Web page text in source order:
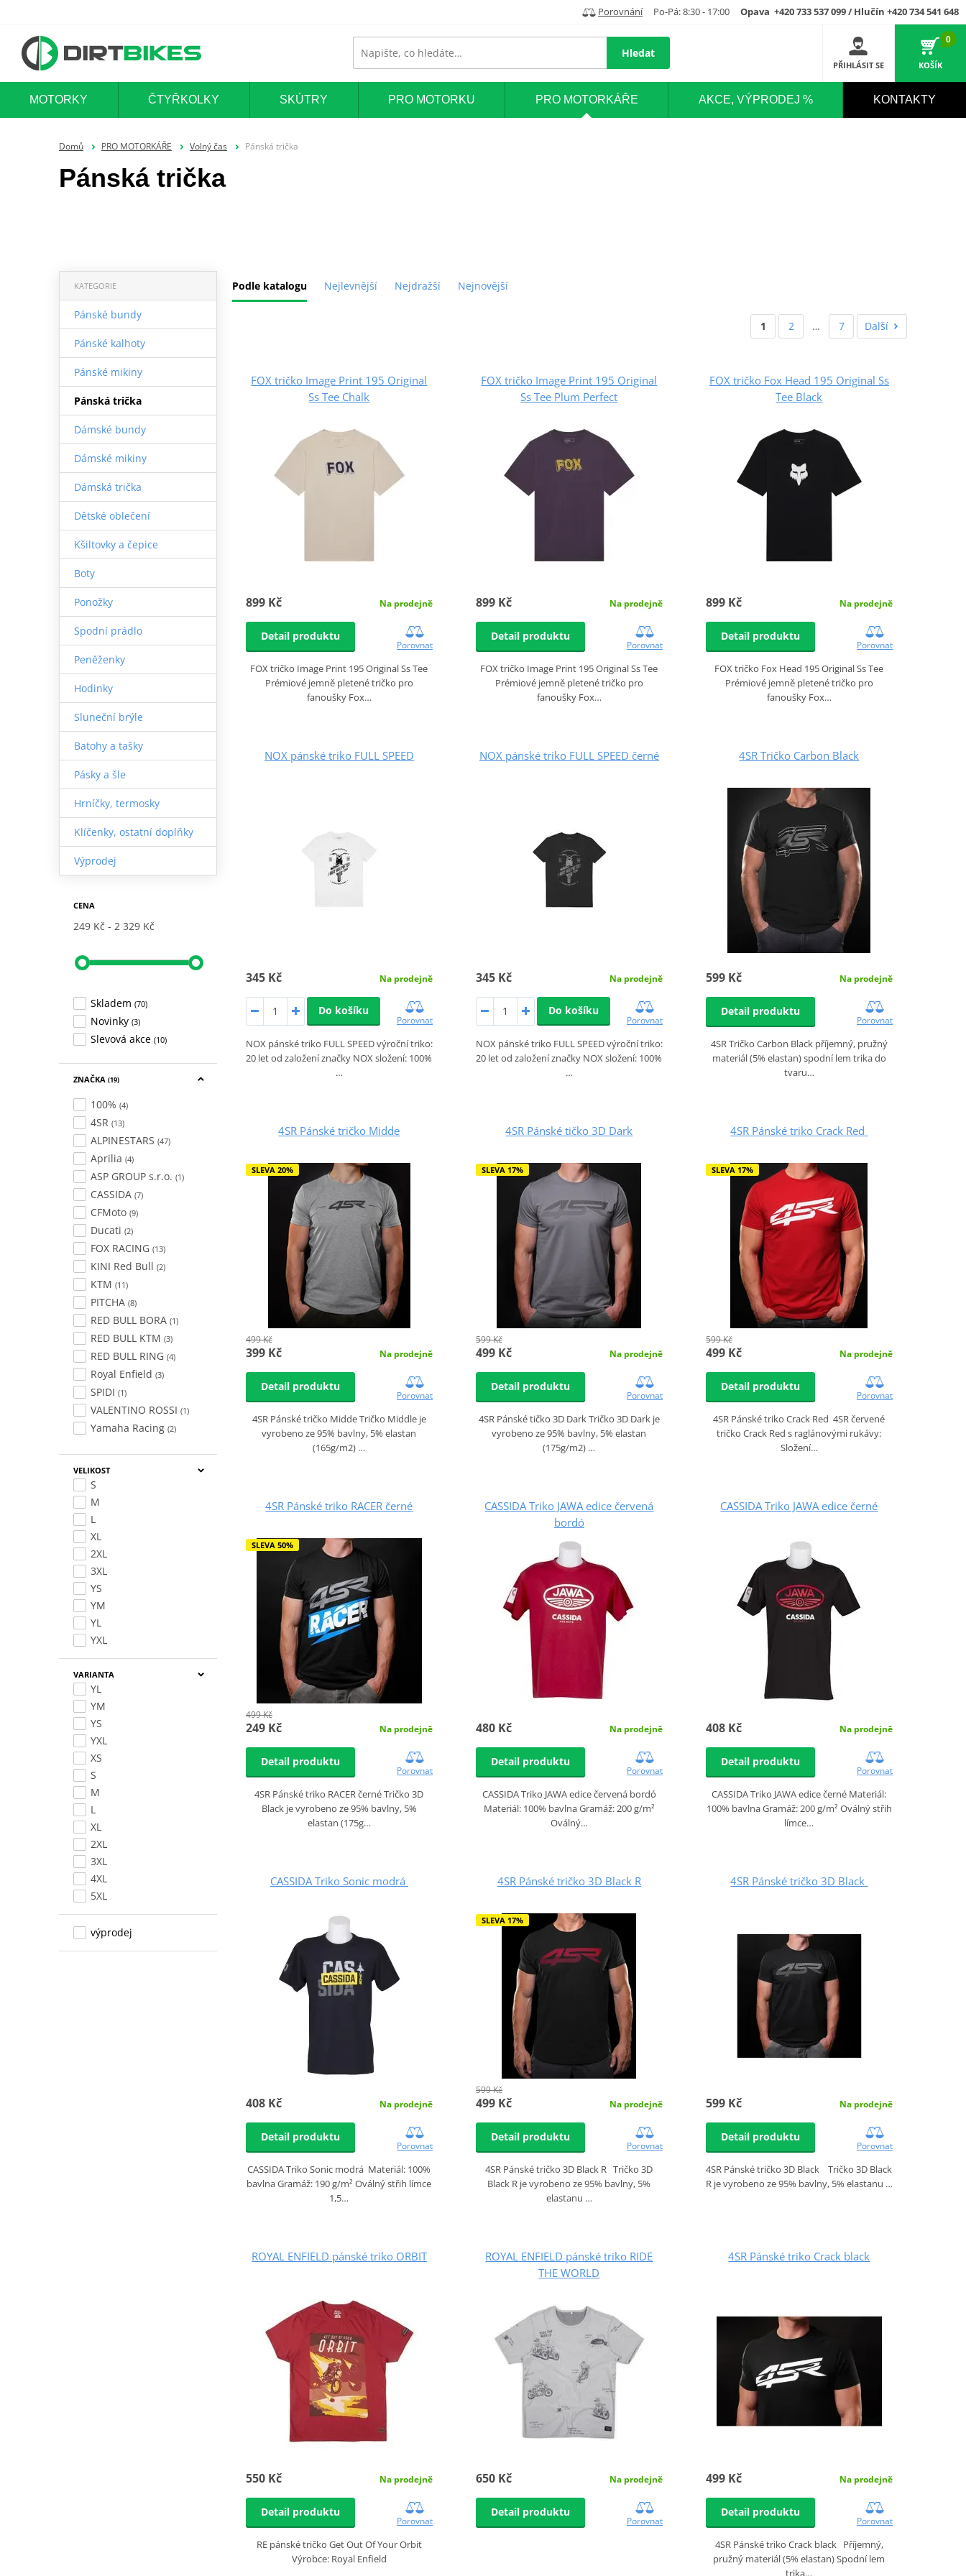
Porovnání Po-Pá: 8:30 - 17:00 Opava +420 733 537 099 / Hlučín +420 734 541 648
Hledat
PŘIHLÁSIT SE
0
KOŠÍK
MOTORKY ČTYŘKOLKY SKÚTRY PRO MOTORKU PRO MOTORKÁŘE AKCE, VÝPRODEJ % KONTAKTY
Domů PRO MOTORKÁŘE Volný čas Pánská trička
Pánská trička
Podle katalogu Nejlevnější Nejdražší Nejnovější
KATEGORIE
Pánské bundy
Pánské kalhoty
Pánské mikiny
Pánská trička
Dámské bundy
Dámské mikiny
Dámská trička
Dětské oblečení
Kšiltovky a čepice
Boty
Ponožky
Spodní prádlo
Peněženky
Hodinky
Sluneční brýle
Batohy a tašky
Pásky a šle
Hrníčky, termosky
Klíčenky, ostatní doplňky
Výprodej
CENA
249 Kč 2 329 Kč
Skladem (70)
Novinky (3)
Slevová akce (10)
ZNAČKA (19)
100% (4)
4SR (13)
ALPINESTARS (47)
Aprilia (4)
ASP GROUP s.r.o. (1)
CASSIDA (7)
CFMoto (9)
Ducati (2)
FOX RACING (13)
KINI Red Bull (2)
KTM (11)
PITCHA (8)
RED BULL BORA (1)
RED BULL KTM (3)
RED BULL RING (4)
Royal Enfield (3)
SPIDI (1)
VALENTINO ROSSI (1)
Yamaha Racing (2)
VELIKOST
S
M
L
XL
2XL
3XL
YS
YM
YL
YXL
VARIANTA
YL
YM
YS
YXL
XS
S
M
L
XL
2XL
3XL
4XL
5XL
výprodej
1 2 … 7 Další
FOX tričko Image Print 195 Original
Ss Tee Chalk
899 Kč Na prodejně
Detail produktu
Porovnat
FOX tričko Image Print 195 Original Ss Tee
Prémiové jemně pletené tričko pro
fanoušky Fox…
FOX tričko Image Print 195 Original
Ss Tee Plum Perfect
899 Kč Na prodejně
Detail produktu
Porovnat
FOX tričko Image Print 195 Original Ss Tee
Prémiové jemně pletené tričko pro
fanoušky Fox…
FOX tričko Fox Head 195 Original Ss
Tee Black
899 Kč Na prodejně
Detail produktu
Porovnat
FOX tričko Fox Head 195 Original Ss Tee
Prémiové jemně pletené tričko pro
fanoušky Fox…
NOX pánské triko FULL SPEED
345 Kč Na prodejně
Do košíku
Porovnat
NOX pánské triko FULL SPEED výroční triko:
20 let od založení značky NOX složení: 100%
…
NOX pánské triko FULL SPEED černé
345 Kč Na prodejně
Do košíku
Porovnat
NOX pánské triko FULL SPEED výroční triko:
20 let od založení značky NOX složení: 100%
…
4SR Tričko Carbon Black
599 Kč Na prodejně
Detail produktu
Porovnat
4SR Tričko Carbon Black příjemný, pružný
materiál (5% elastan) spodní lem trika do
tvaru…
4SR Pánské tričko Midde
SLEVA 20%
499 Kč
399 Kč Na prodejně
Detail produktu
Porovnat
4SR Pánské tričko Midde Tričko Middle je
vyrobeno ze 95% bavlny, 5% elastan
(165g/m2) …
4SR Pánské tičko 3D Dark
SLEVA 17%
599 Kč
499 Kč Na prodejně
Detail produktu
Porovnat
4SR Pánské tičko 3D Dark Tričko 3D Dark je
vyrobeno ze 95% bavlny, 5% elastan
(175g/m2) …
4SR Pánské triko Crack Red
SLEVA 17%
599 Kč
499 Kč Na prodejně
Detail produktu
Porovnat
4SR Pánské triko Crack Red 4SR červené
tričko Crack Red s raglánovými rukávy:
Složení…
4SR Pánské triko RACER černé
SLEVA 50%
499 Kč
249 Kč Na prodejně
Detail produktu
Porovnat
4SR Pánské triko RACER černé Tričko 3D
Black je vyrobeno ze 95% bavlny, 5%
elastan (175g…
CASSIDA Triko JAWA edice červená
bordó
480 Kč Na prodejně
Detail produktu
Porovnat
CASSIDA Triko JAWA edice červená bordó
Materiál: 100% bavlna Gramáž: 200 g/m²
Oválný…
CASSIDA Triko JAWA edice černé
408 Kč Na prodejně
Detail produktu
Porovnat
CASSIDA Triko JAWA edice černé Materiál:
100% bavlna Gramáž: 200 g/m² Oválný střih
límce…
CASSIDA Triko Sonic modrá
408 Kč Na prodejně
Detail produktu
Porovnat
CASSIDA Triko Sonic modrá Materiál: 100%
bavlna Gramáž: 190 g/m² Oválný střih límce
1,5…
4SR Pánské tričko 3D Black R
SLEVA 17%
599 Kč
499 Kč Na prodejně
Detail produktu
Porovnat
4SR Pánské tričko 3D Black R Tričko 3D
Black R je vyrobeno ze 95% bavlny, 5%
elastanu …
4SR Pánské tričko 3D Black
599 Kč Na prodejně
Detail produktu
Porovnat
4SR Pánské tričko 3D Black Tričko 3D Black
R je vyrobeno ze 95% bavlny, 5% elastanu …
ROYAL ENFIELD pánské triko ORBIT
550 Kč Na prodejně
Detail produktu
Porovnat
RE pánské tričko Get Out Of Your Orbit
Výrobce: Royal Enfield
ROYAL ENFIELD pánské triko RIDE
THE WORLD
650 Kč Na prodejně
Detail produktu
Porovnat
4SR Pánské triko Crack black
499 Kč Na prodejně
Detail produktu
Porovnat
4SR Pánské triko Crack black Příjemný,
pružný materiál (5% elastan) Spodní lem
trika…